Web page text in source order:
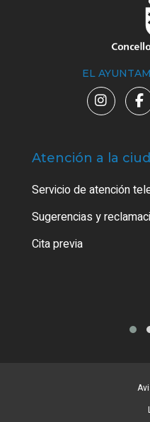
EL
Atención a la
Servicio de atención
Sugerencias y
Cita previa